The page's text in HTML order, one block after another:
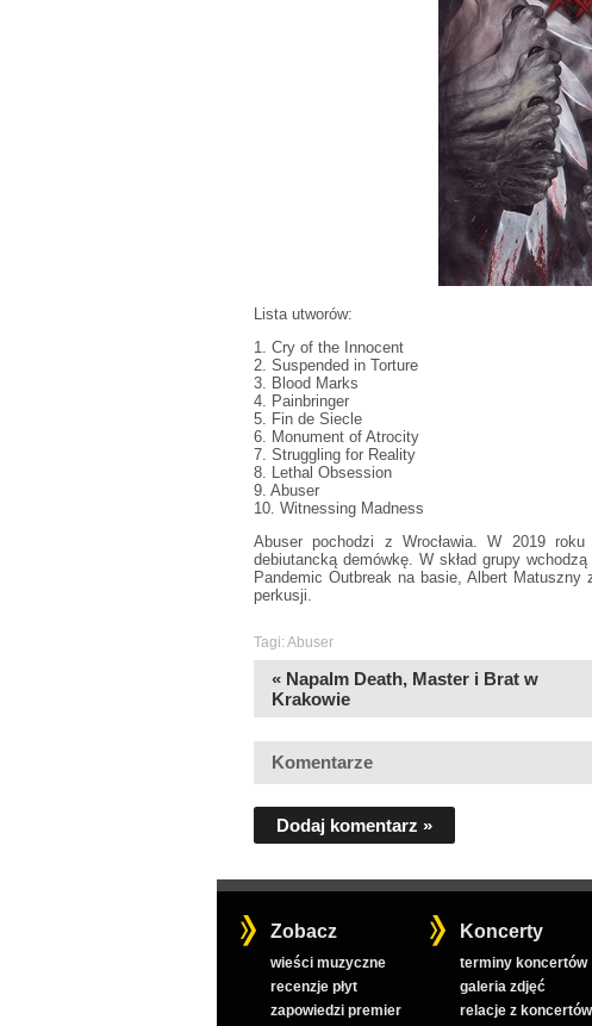
Lista utworów:
1. Cry of the Innocent
2. Suspended in Torture
3. Blood Marks
4. Painbringer
5. Fin de Siecle
6. Monument of Atrocity
7. Struggling for Reality
8. Lethal Obsession
9. Abuser
10. Witnessing Madness
Abuser pochodzi z Wrocławia. W 2019
debiutancką demówkę. W skład grupy
Pandemic Outbreak na basie, Albert
perkusji.
Tagi: Abuser
« Napalm Death, Master i Brat w
Krakowie
Komentarze
Dodaj komentarz »
Zobacz
wieści muzyczne
recenzje płyt
zapowiedzi premier
Koncerty
terminy koncertów
galeria zdjęć
relacje z koncertów